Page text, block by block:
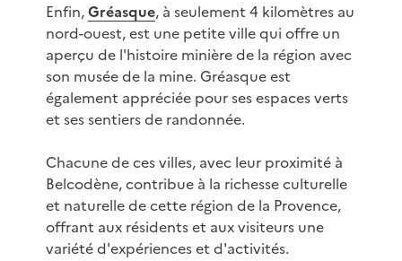
Enfin,Gréasque, à seulement 4 kilomètres au
nord-ouest, est une petite ville qui offre un
aperçu de l'histoire minière de la région avec
son musée de la mine. Gréasque est
également appréciée pour ses espaces verts
et ses sentiers de randonnée.
Chacune de ces villes, avec leur proximité à
Belcodène, contribue à la richesse culturelle
et naturelle de cette région de la Provence,
offrant aux résidents et aux visiteurs une
variété d'expériences et d'activités.